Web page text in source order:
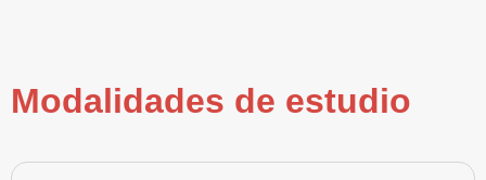
Modalidades de estudio